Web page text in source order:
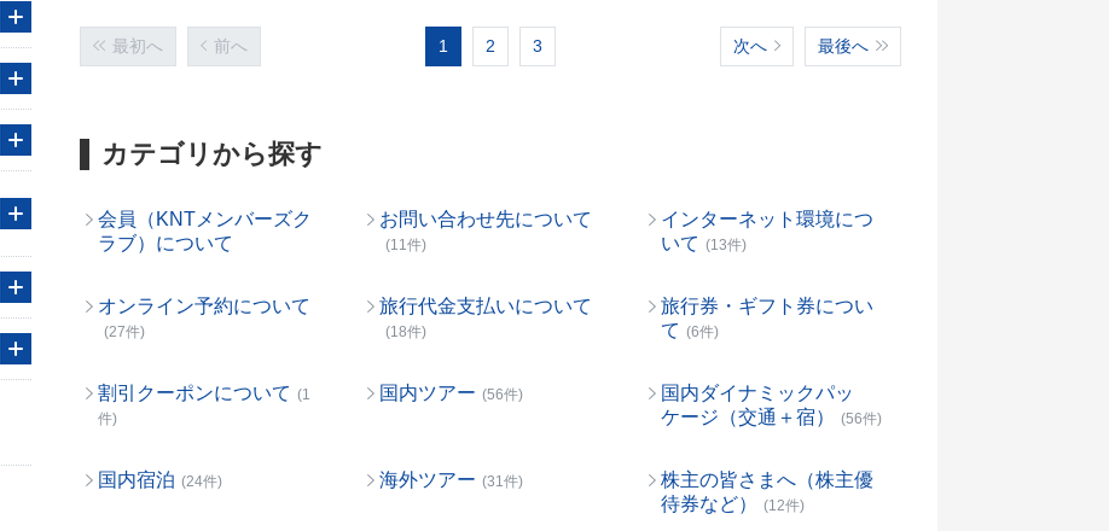
最初へ 前へ 1 2 3 次へ 最後へ
カテゴリから探す
会員（KNTメンバーズク
ラブ）について
お問い合わせ先について
(11件)
インターネット環境につ
いて (13件)
オンライン予約について
(27件)
旅行代金支払いについて
(18件)
旅行券・ギフト券につい
て (6件)
割引クーポンについて (1
件)
国内ツアー (56件)
国内ダイナミックパッ
ケージ（交通＋宿）
(56件)
国内宿泊 (24件) 海外ツアー (31件)
株主の皆さまへ（株主優
待券など）
(12件)